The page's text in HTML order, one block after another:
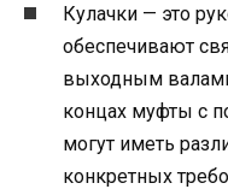
Кулачки — это
обеспечивают
выходным
концах муфты с
могут иметь
конкретных